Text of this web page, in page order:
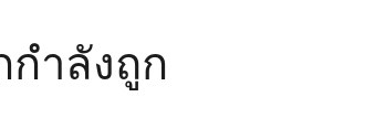
กำลังถูก